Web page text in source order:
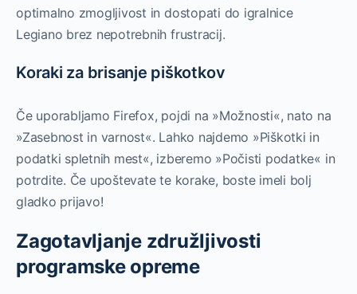
optimalno zmogljivost in dostopati do igralnice
Legiano brez nepotrebnih frustracij.
Koraki za brisanje piškotkov
Če uporabljamo Firefox, pojdi na »Možnosti«, nato na
»Zasebnost in varnost«. Lahko najdemo »Piškotki in
podatki spletnih mest«, izberemo »Počisti podatke« in
potrdite. Če upoštevate te korake, boste imeli bolj
gladko prijavo!
Zagotavljanje združljivosti
programske opreme